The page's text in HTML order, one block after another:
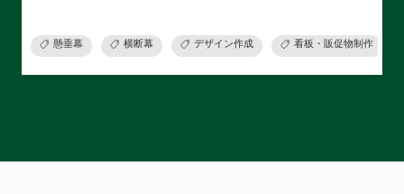
懸垂幕 横断幕 デザイン作成 看板・販促物制作